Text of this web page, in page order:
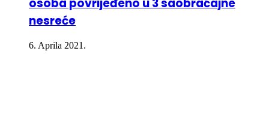
nesreće
6. Aprila 2021.